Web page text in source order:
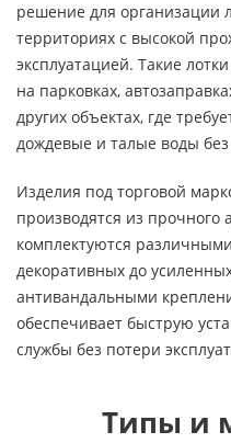
решение для организации
территориях с высокой
эксплуатацией. Такие
на парковках,
других объектах, где
дождевые и талые воды
Изделия под торговой
производятся из прочного
комплектуются
декоративных до
антивандальными
обеспечивает быструю
службы без потери
Типы и